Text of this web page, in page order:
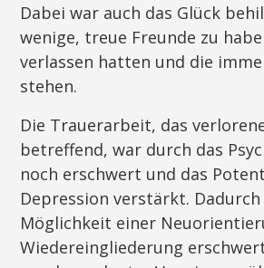
Dabei war auch das Glück
wenige, treue Freunde zu
verlassen hatten und die
stehen.
Die Trauerarbeit, das
betreffend, war durch das
noch erschwert und das
Depression verstärkt.
Möglichkeit einer
Wiedereingliederung